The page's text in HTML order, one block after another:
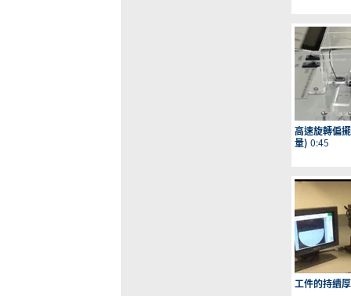
高速旋轉偏
量) 0:45
工件的持續